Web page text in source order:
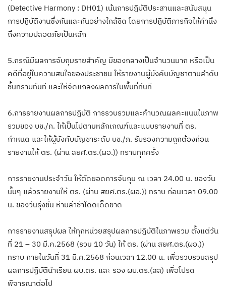
(Detective Harmony : DH01) เน้นการปฏิบัติประสานและสนับสนุน
การปฏิบัติงานซึ่งกันและกันอย่างใกล้ชิด โดยการปฏิบัติภารกิจให้คำนึง
ถึงความปลอดภัยเป็นหลัก
5.กรณีมีผลการจับกุมรายสำคัญ มีของกลางเป็นจำนวนมาก หรือเป็น
คดีที่อยู่ในความสนใจของประชาชน ให้รายงานผู้บังคับบัญชาตามลำดับ
ชั้นทราบทันที และให้จัดแถลงผลการในพื้นที่ทันที
6.การรายงานผลการปฏิบัติ การรวบรวมและคำนวณผลคะแนนในภาพ
รวมของ บช./ภ. ให้เป็นไปตามหลักเกณฑ์และแบบรายงานที่ ตร.
กำหนด และให้ผู้บังคับบัญชาระดับ บช./ภ. รับรองความถูกต้องก่อน
รายงานให้ ตร. (ผ่าน สยศ.ตร.(ผอ.)) ทราบทุกครั้ง
การรายงานประจำวัน ให้ตัดยอดการจับกุม ณ เวลา 24.00 น. ของวัน
นั้นๆ แล้วรายงานให้ ตร. (ผ่าน สยศ.ตร.(ผอ.)) ทราบ ก่อนเวลา 09.00
น. ของวันรุ่งขึ้น ห้ามล่าช้าโดดเด็ดขาด
การรายงานสรุปผล ให้ทุกหน่วยสรุปผลการปฏิบัติในภาพรวม ตั้งแต่วัน
ที่ 21 – 30 มี.ค.2568 (รวม 10 วัน) ให้ ตร. (ผ่าน สยศ.ตร.(ผอ.))
ทราบ ภายในวันที่ 31 มี.ค.2568 ก่อนเวลา 12.00 น. เพื่อรวบรวมสรุป
ผลการปฏิบัตินำเรียน ผบ.ตร. และ รอง ผบ.ตร.(สส) เพื่อโปรด
พิจารณาต่อไป